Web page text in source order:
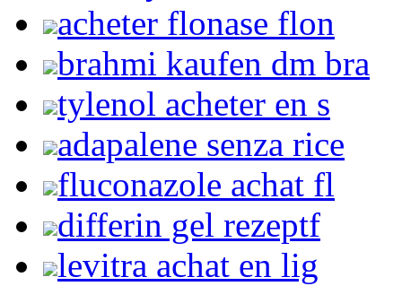
acheter flonase flon
brahmi kaufen dm bra
tylenol acheter en s
adapalene senza rice
fluconazole achat fl
differin gel rezeptf
levitra achat en lig